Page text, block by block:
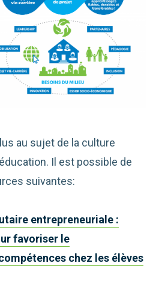
au sujet de la culture
Il est possible de
suivantes:
entrepreneuriale :
favoriser le
chez les élèves